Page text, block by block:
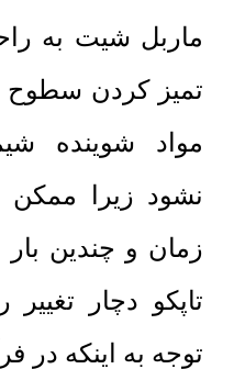
ماربل شیت به
تمیز کردن سطوح
مواد شوینده
نشود زیرا
زمان و چندین
تاپکو دچار
توجه به اینکه در